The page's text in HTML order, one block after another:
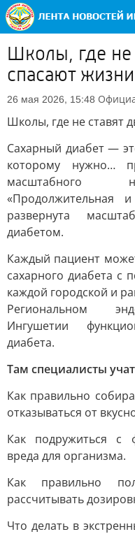
Школы, где не
спасают жизни
26 мая 2026, 15:48
Школы, где не ставят
Сахарный диабет —
которому нужно…
масштабного
«Продолжительная
развернута
диабетом.
Каждый пациент
сахарного диабета
каждой городской и
Региональном
Ингушетии
диабета.
Там специалисты
Как правильно
отказываться от
Как подружиться с
вреда для организма.
Как правильно
рассчитывать
Что делать в